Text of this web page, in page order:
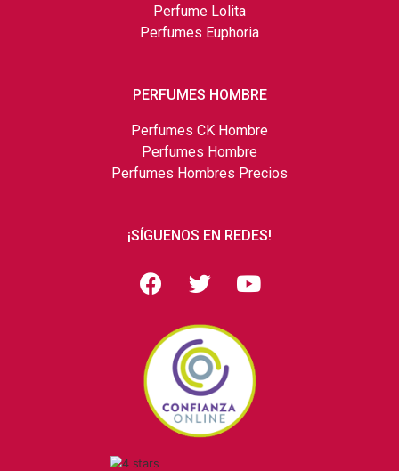
Perfume Lolita
Perfumes Euphoria
PERFUMES HOMBRE
Perfumes CK Hombre
Perfumes Hombre
Perfumes Hombres Precios
¡SÍGUENOS EN REDES!